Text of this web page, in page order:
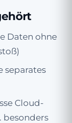
Daten ohne
separates
Cloud-
besonders